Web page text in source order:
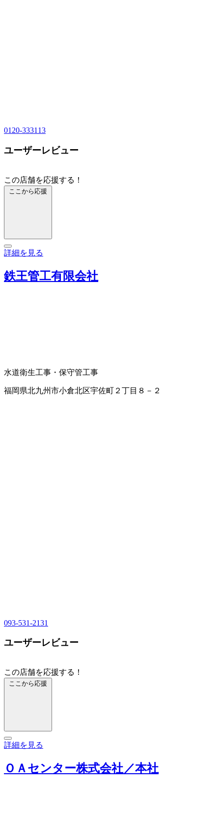
0120-333113
ユーザーレビュー
この店舗を応援する！
ここから応援
詳細を見る
鉄王管工有限会社
水道衛生工事・保守管工事
福岡県北九州市小倉北区宇佐町２丁目８－２
093-531-2131
ユーザーレビュー
この店舗を応援する！
ここから応援
詳細を見る
ＯＡセンター株式会社／本社